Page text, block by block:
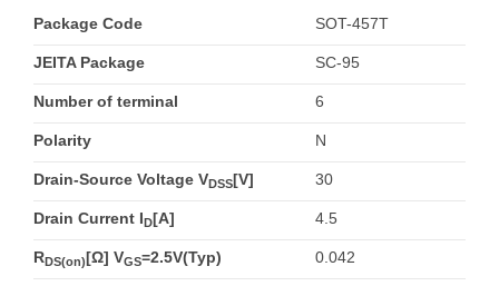
Package Code SOT-457T
JEITA Package SC-95
Number of terminal 6
Polarity N
Drain-Source Voltage VDSS[V] 30
Drain Current ID[A] 4.5
RDS(on)[Ω] VGS=2.5V(Typ) 0.042